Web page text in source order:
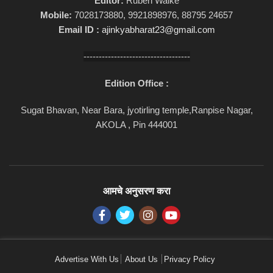
Mobile: 7028173880, 9921898976, 88795 24657
Email ID : ajinkyabharat23@gmail.com
-----------------------------------
Edition Office :
Sugat Bhavan, Near Bara, jyotirling temple,Ranpise Nagar,
AKOLA , Pin 444001
आमचे अनुसरण करा
Advertise With Us About Us Privacy Policy